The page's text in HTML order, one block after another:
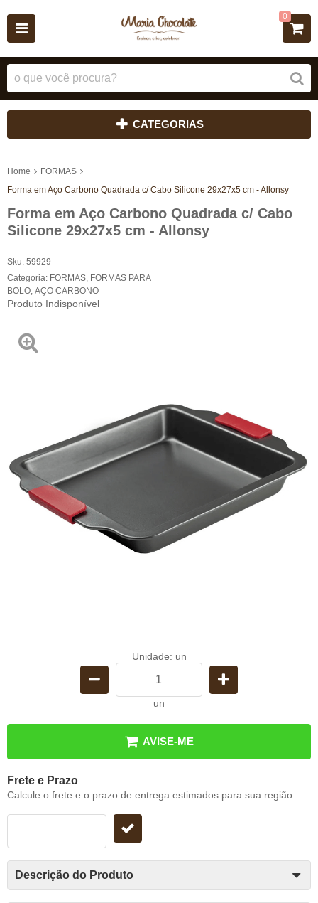
0
CATEGORIAS
Home
FORMAS
Forma em Aço Carbono Quadrada c/ Cabo Silicone 29x27x5 cm - Allonsy
Forma em Aço Carbono Quadrada c/ Cabo
Silicone 29x27x5 cm - Allonsy
Sku: 59929
Categoria: FORMAS FORMAS PARA
BOLO AÇO CARBONO
Produto Indisponível
Unidade: un
un
AVISE-ME
Frete e Prazo
Calcule o frete e o prazo de entrega estimados para sua região:
Descrição do Produto